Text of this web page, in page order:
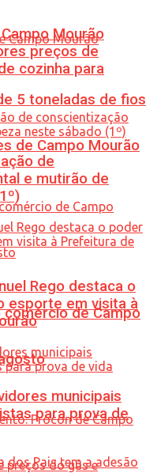
5 toneladas de fios
de Campo Mourão
comércio de Campo
Mourão
preços de
cozinha para
de
e mutirão de
Rego destaca o
esporte em visita à
municipais
para prova de